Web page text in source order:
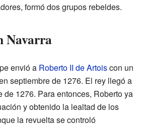
formó dos grupos rebeldes.
Navarra
envió a Roberto II de Artoiscon un
septiembre de 1276. El rey llegó a
de 1276. Para entonces, Roberto ya
y obtenido la lealtad de los
la revuelta se controló